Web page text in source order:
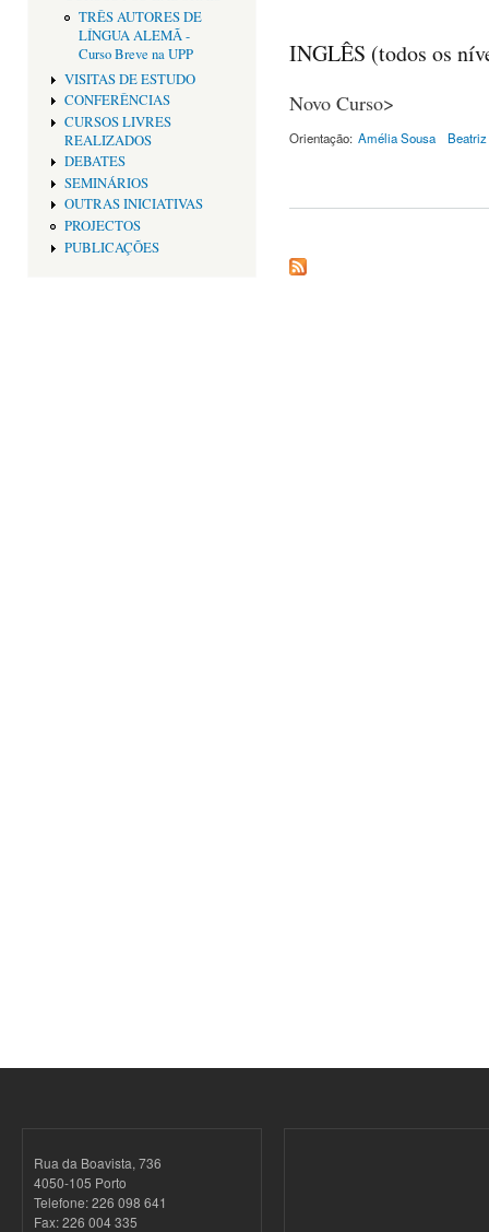
TRÊS AUTORES DE
LÍNGUA ALEMÃ -
Curso Breve na UPP
VISITAS DE ESTUDO
CONFERÊNCIAS
CURSOS LIVRES
REALIZADOS
DEBATES
SEMINÁRIOS
OUTRAS INICIATIVAS
PROJECTOS
PUBLICAÇÕES
INGLÊS (todos os
Novo Curso>
Orientação: Amélia Sousa
Rua da Boavista, 736
4050-105 Porto
Telefone: 226 098 641
Fax: 226 004 335